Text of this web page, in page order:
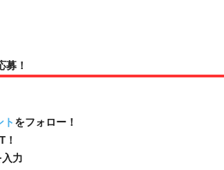
募！
ト をフォロー！
力